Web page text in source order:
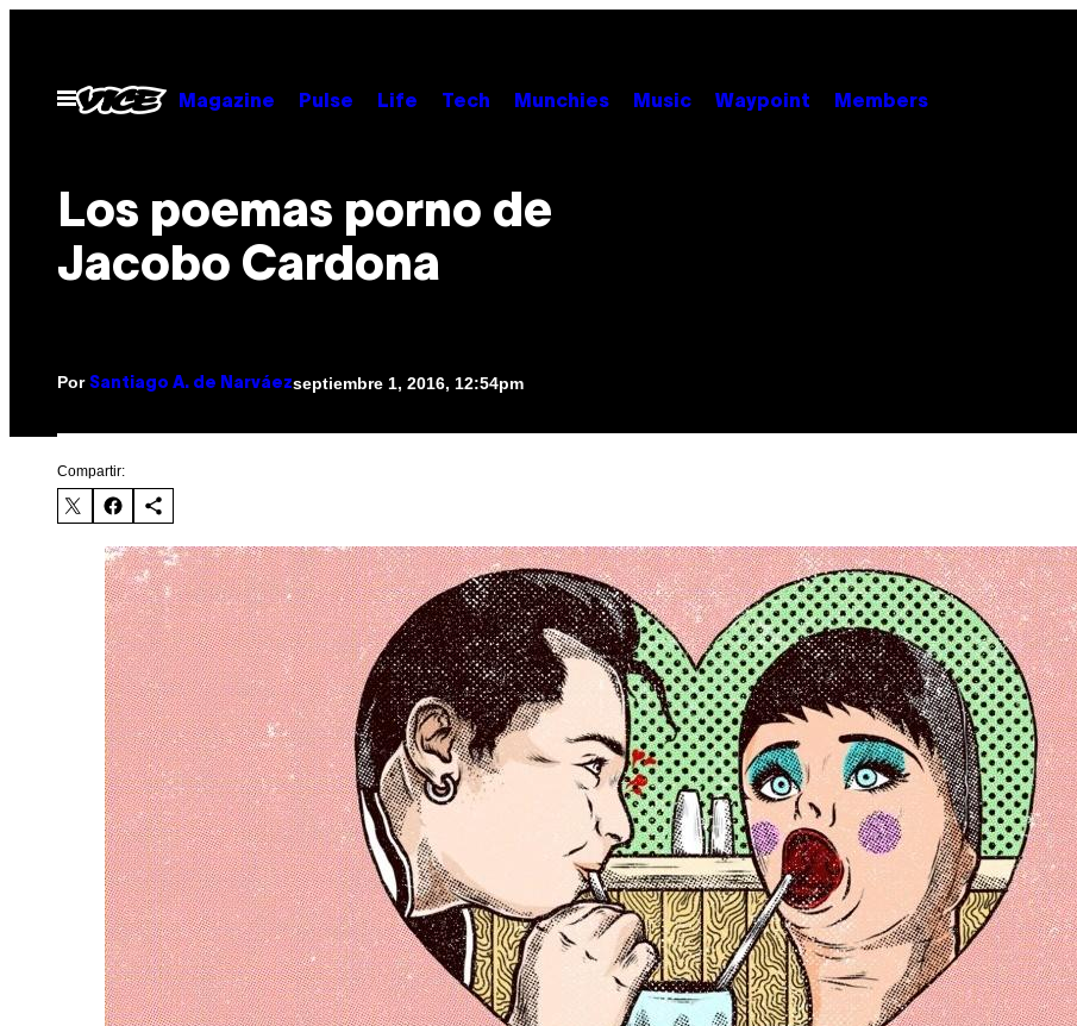
contenido
Abrir
Menú
Magazine Pulse Life Tech Munchies Music Waypoint Members
Los poemas porno de
Jacobo Cardona
Por Santiago A. de Narváezseptiembre 1, 2016, 12:54pm
Compartir: